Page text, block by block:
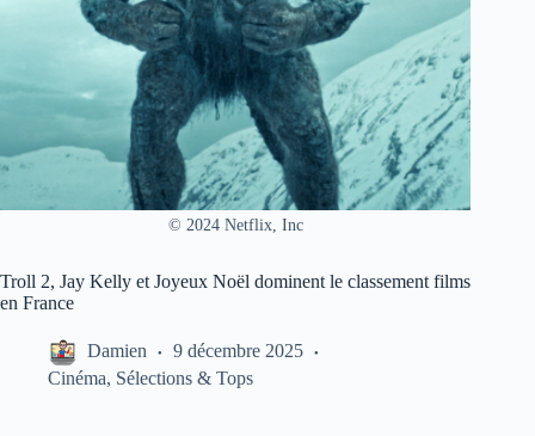
© 2024 Netflix, Inc
Troll 2, Jay Kelly et Joyeux Noël dominent le classement films
en France
Damien
9 décembre 2025
Cinéma, Sélections & Tops